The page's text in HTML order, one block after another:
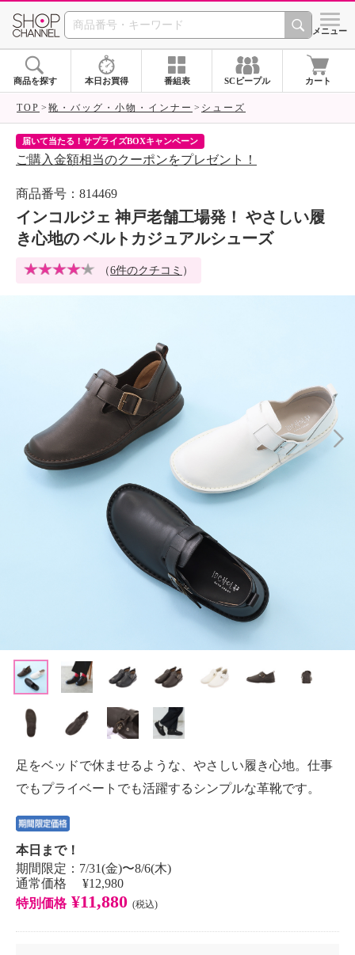
SHOP CHANNEL シメニュー
商品を探す 本日お買得 番組表 SCピープル カート
TOP 靴・バッグ・小物・インナー シューズ
届いて当たる！サプライズBOXキャンペーン
ご購入金額相当のクーポンをプレゼント！
商品番号：814469
インコルジェ 神戸老舗工場発！ やさしい履
き心地の ベルトカジュアルシューズ
（6件のクチコミ ）
足をベッドで休ませるような、やさしい履き心地。仕事
でもプライベートでも活躍するシンプルな革靴です。
本日まで！
期間限定：7/31(金)〜8/6(木)
通常価格 ¥12,980
特別価格 ¥11,880 (税込)